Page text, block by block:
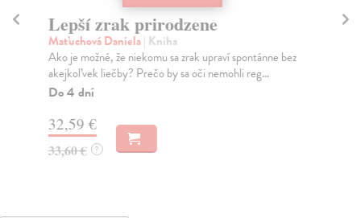
Lepší zrak prirodzene
Maťuchová Daniela| Kniha
Ako je možné, že niekomu sa zrak upraví spontánne bez
akejkoľvek liečby? Prečo by sa oči nemohli reg...
Do 4 dní
32,59 €
33,60 € ?